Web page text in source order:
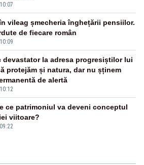
vileag șmecheria înghețării pensiilor.
de fiecare român
devastator la adresa progresiștilor lui
protejăm și natura, dar nu șținem
de alertă
ce patrimoniul va deveni conceptul
viitoare?